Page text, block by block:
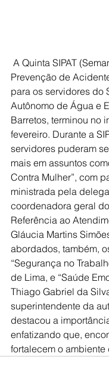
Prevenção de
para os servidores do
Autônomo de Água e
Barretos, terminou no
fevereiro. Durante a
servidores puderam
mais em assuntos
Contra Mulher”, com
ministrada pela
coordenadora geral
Referência ao
Gláucia Martins
abordados, também,
“Segurança no
de Lima, e “Saúde
Thiago Gabriel da
superintendente da
destacou a
enfatizando que,
fortalecem o ambiente